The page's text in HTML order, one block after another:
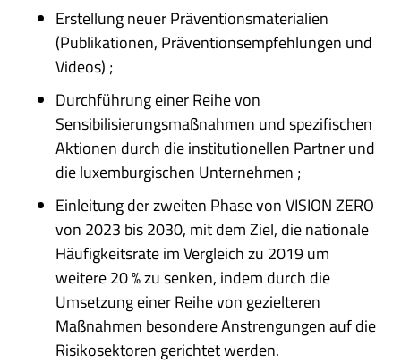
Erstellung neuer Präventionsmaterialien
(Publikationen, Präventionsempfehlungen und
Videos) ;
Durchführung einer Reihe von
Sensibilisierungsmaßnahmen und spezifischen
Aktionen durch die institutionellen Partner und
die luxemburgischen Unternehmen ;
Einleitung der zweiten Phase von VISION ZERO
von 2023 bis 2030, mit dem Ziel, die nationale
Häufigkeitsrate im Vergleich zu 2019 um
weitere 20 % zu senken, indem durch die
Umsetzung einer Reihe von gezielteren
Maßnahmen besondere Anstrengungen auf die
Risikosektoren gerichtet werden.